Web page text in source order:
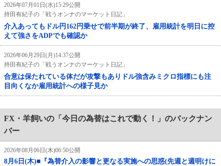
2026年07月01日(水)15:29公開
持田有紀子の「戦うオンナのマーケット日記」
介入あってもドル円162円乗せで前半期が終了、雇用統計を明日に控
えて強さをADPでも確認か
2026年06月29日(月)14:37公開
持田有紀子の「戦うオンナのマーケット日記」
合意は保たれている体だが攻撃もありドル強含みミクロ指標にも注
目向くなか雇用統計への様子見か
FX・羊飼いの「今日の為替はこれで動く！」のバックナン
バー
2026年08月06日(木)06:50公開
8月6日(木)■『為替介入の影響と更なる実施への思惑(先週と週明けに